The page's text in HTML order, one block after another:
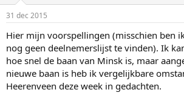
31 dec 2015
Hier mijn voorspellingen (misschien ben
nog geen deelnemerslijst te vinden). Ik
hoe snel de baan van Minsk is, maar
nieuwe baan is heb ik vergelijkbare
Heerenveen deze week in gedachten.